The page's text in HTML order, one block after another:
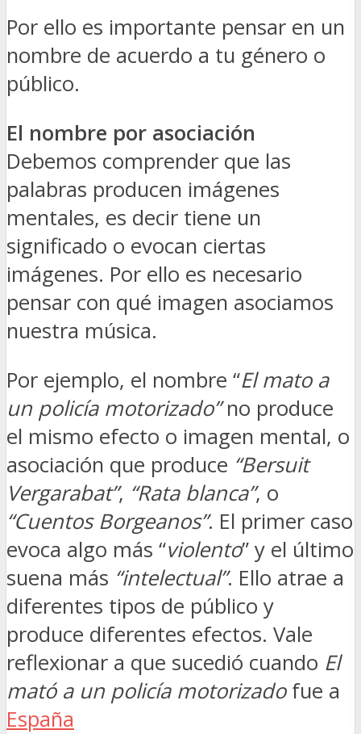
Por ello es importante pensar en un
nombre de acuerdo a tu género o
público.
El nombre por asociación
Debemos comprender que las
palabras producen imágenes
mentales, es decir tiene un
significado o evocan ciertas
imágenes. Por ello es necesario
pensar con qué imagen asociamos
nuestra música.
Por ejemplo, el nombre “El mato a
un policía motorizado”no produce
el mismo efecto o imagen mental, o
asociación que produce “Bersuit
Vergarabat”, “Rata blanca”, o
“Cuentos Borgeanos”. El primer caso
evoca algo más “violento” y el último
suena más “intelectual”. Ello atrae a
diferentes tipos de público y
produce diferentes efectos. Vale
reflexionar a que sucedió cuando El
mató a un policía motorizadofue a
España